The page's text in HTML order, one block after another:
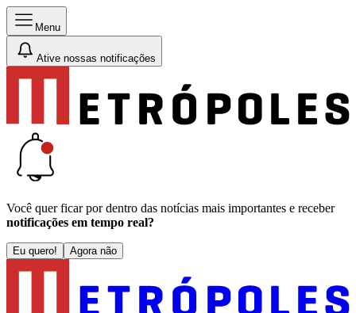
Menu
Ative nossas notificações
Você quer ficar por dentro das notícias mais importantes e receber
notificações em tempo real?
Eu quero! Agora não